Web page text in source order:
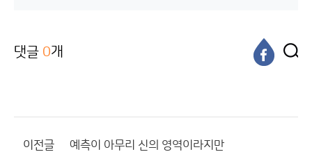
댓글 0개
이전글 예측이 아무리 신의 영역이라지만